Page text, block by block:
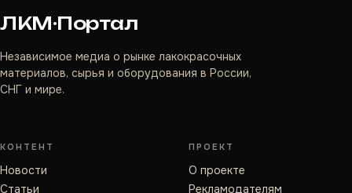
ЛКМ·Портал
Независимое медиа о рынке лакокрасочных
материалов, сырья и оборудования в России,
СНГ и мире.
КОНТЕНТ
Новости
Статьи
ПРОЕКТ
О проекте
Рекламодателям